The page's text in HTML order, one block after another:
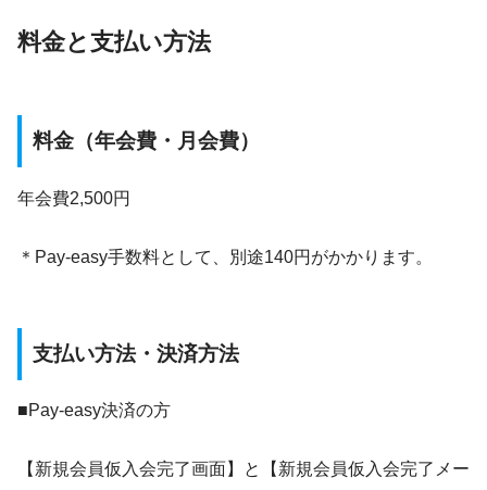
料金と支払い方法
料金（年会費・月会費）
年会費2,500円
＊Pay-easy手数料として、別途140円がかかります。
支払い方法・決済方法
■Pay-easy決済の方
【新規会員仮入会完了画面】と【新規会員仮入会完了メー